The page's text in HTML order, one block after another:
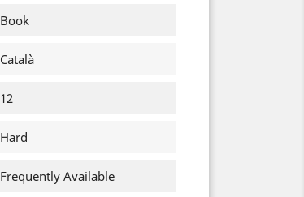
Book
Català
12
Hard
Frequently Available